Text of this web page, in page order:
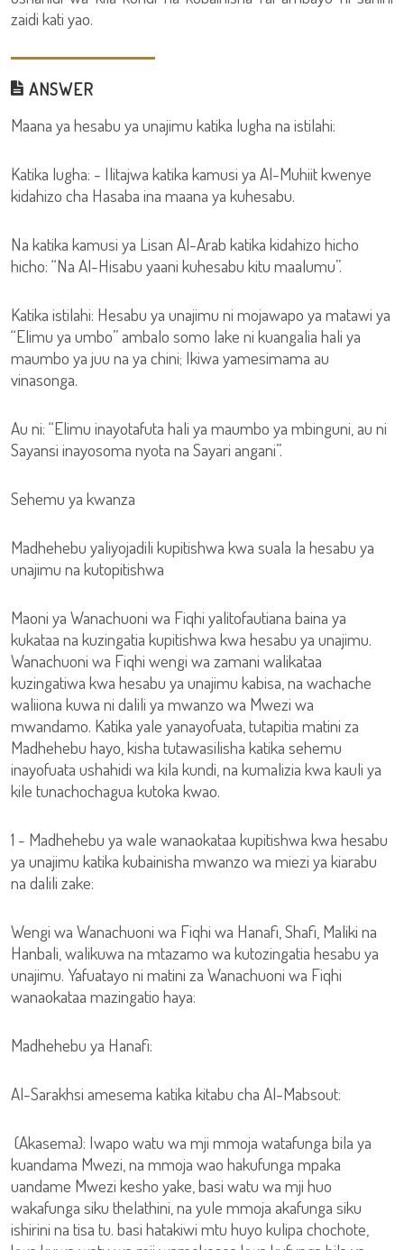
zaidi kati yao.
ANSWER
Maana ya hesabu ya unajimu katika lugha na istilahi:
Katika lugha: - Ilitajwa katika kamusi ya Al-Muhiit kwenye
kidahizo cha Hasaba ina maana ya kuhesabu.
Na katika kamusi ya Lisan Al-Arab katika kidahizo hicho
hicho: “Na Al-Hisabu yaani kuhesabu kitu maalumu”.
Katika istilahi: Hesabu ya unajimu ni mojawapo ya matawi ya
“Elimu ya umbo” ambalo somo lake ni kuangalia hali ya
maumbo ya juu na ya chini; Ikiwa yamesimama au
vinasonga.
Au ni: “Elimu inayotafuta hali ya maumbo ya mbinguni, au ni
Sayansi inayosoma nyota na Sayari angani”.
Sehemu ya kwanza
Madhehebu yaliyojadili kupitishwa kwa suala la hesabu ya
unajimu na kutopitishwa
Maoni ya Wanachuoni wa Fiqhi yalitofautiana baina ya
kukataa na kuzingatia kupitishwa kwa hesabu ya unajimu.
Wanachuoni wa Fiqhi wengi wa zamani walikataa
kuzingatiwa kwa hesabu ya unajimu kabisa, na wachache
waliiona kuwa ni dalili ya mwanzo wa Mwezi wa
mwandamo. Katika yale yanayofuata, tutapitia matini za
Madhehebu hayo, kisha tutawasilisha katika sehemu
inayofuata ushahidi wa kila kundi, na kumalizia kwa kauli ya
kile tunachochagua kutoka kwao.
1 - Madhehebu ya wale wanaokataa kupitishwa kwa hesabu
ya unajimu katika kubainisha mwanzo wa miezi ya kiarabu
na dalili zake:
Wengi wa Wanachuoni wa Fiqhi wa Hanafi, Shafi, Maliki na
Hanbali, walikuwa na mtazamo wa kutozingatia hesabu ya
unajimu. Yafuatayo ni matini za Wanachuoni wa Fiqhi
wanaokataa mazingatio haya:
Madhehebu ya Hanafi:
Al-Sarakhsi amesema katika kitabu cha Al-Mabsout:
(Akasema): Iwapo watu wa mji mmoja watafunga bila ya
kuandama Mwezi, na mmoja wao hakufunga mpaka
uandame Mwezi kesho yake, basi watu wa mji huo
wakafunga siku thelathini, na yule mmoja akafunga siku
ishirini na tisa tu. basi hatakiwi mtu huyo kulipa chochote,